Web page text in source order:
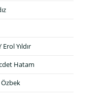
Yıldır
Hatam
Özbek